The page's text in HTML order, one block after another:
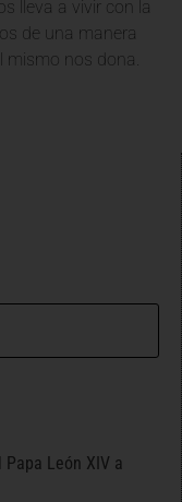
León XIV a
lleva a vivir con la
de una manera
mismo nos dona.